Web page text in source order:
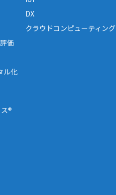
価
ル化
®
DX
クラウドコンピューティング